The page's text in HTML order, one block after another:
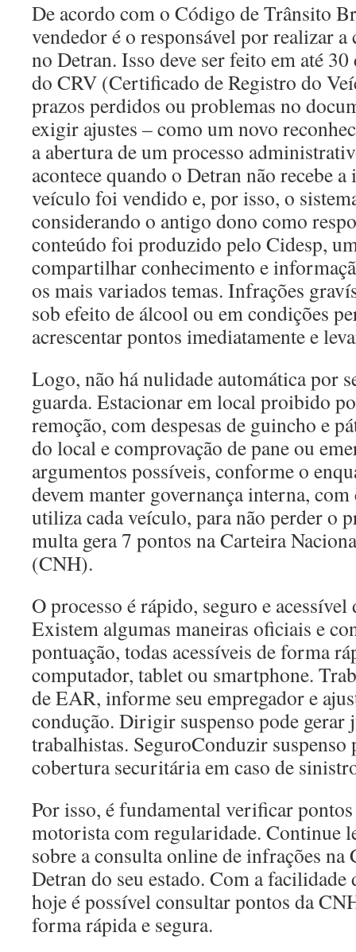
De acordo com o Código de Trânsito
vendedor é o responsável por realizar a
no Detran. Isso deve ser feito em até 30
do CRV (Certificado de Registro do
prazos perdidos ou problemas no
exigir ajustes – como um novo
a abertura de um processo
acontece quando o Detran não recebe
veículo foi vendido e, por isso, o
considerando o antigo dono como
conteúdo foi produzido pelo Cidesp,
compartilhar conhecimento e
os mais variados temas. Infrações
sob efeito de álcool ou em condições
acrescentar pontos imediatamente e
Logo, não há nulidade automática por
guarda. Estacionar em local proibido
remoção, com despesas de guincho e
do local e comprovação de pane ou
argumentos possíveis, conforme o
devem manter governança interna,
utiliza cada veículo, para não perder o
multa gera 7 pontos na Carteira
(CNH).
O processo é rápido, seguro e
Existem algumas maneiras oficiais e
pontuação, todas acessíveis de forma
computador, tablet ou smartphone.
de EAR, informe seu empregador e
condução. Dirigir suspenso pode gerar
trabalhistas. SeguroConduzir
cobertura securitária em caso de
Por isso, é fundamental verificar
motorista com regularidade. Continue
sobre a consulta online de infrações
Detran do seu estado. Com a
hoje é possível consultar pontos da
forma rápida e segura.